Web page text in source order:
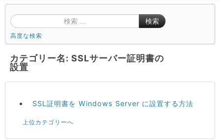
検索
高度な検索
カテゴリー名: SSLサーバー証明書の
設置
SSL証明書を Windows Server に設置する方法
上位カテゴリーへ